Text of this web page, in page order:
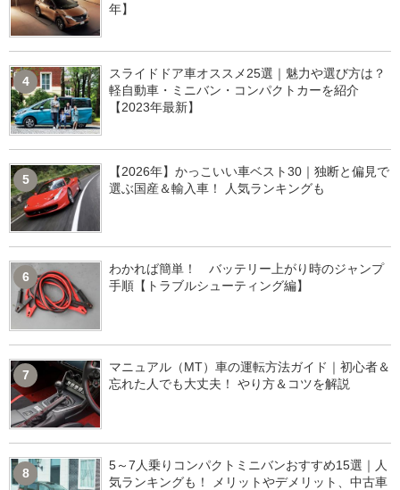
年】
4
スライドドア車オススメ25選｜魅力や選び方は？
軽自動車・ミニバン・コンパクトカーを紹介
【2023年最新】
5
【2026年】かっこいい車ベスト30｜独断と偏見で
選ぶ国産＆輸入車！ 人気ランキングも
6
わかれば簡単！ バッテリー上がり時のジャンプ
手順【トラブルシューティング編】
7
マニュアル（MT）車の運転方法ガイド｜初心者＆
忘れた人でも大丈夫！ やり方＆コツを解説
8
5～7人乗りコンパクトミニバンおすすめ15選｜人
気ランキングも！ メリットやデメリット、中古車